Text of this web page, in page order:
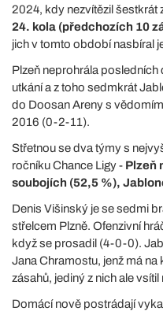
2024, kdy nezvítězil šestkrát
24. kola (předchozích 10
jich v tomto období nasbíral
Plzeň neprohrála
utkání a z toho sedmkrát
do Doosan Areny s
2016 (0-2-11).
Střetnou se dva týmy s
ročníku Chance Ligy - Plzeň
soubojích (52,5 %),
Denis Višinský je se sedmi
střelcem Plzně. Ofenzivní
když se prosadil (4-0-0).
Jana Chramostu, jenž má
zásahů, jediný z nich ale
Domácí nově postrádají